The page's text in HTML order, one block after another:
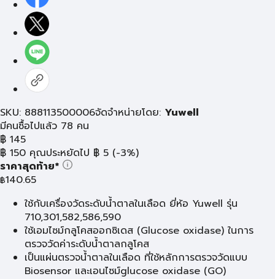
SKU: 888113500006จัดจำหน่ายโดย: Yuwell
มีคนซื้อไปแล้ว 78 คน
฿ 145
฿ 150 คุณประหยัดไป ฿ 5 (-3%)
ราคาสุดท้าย*
฿140.65
ใช้กับเครื่องวัดระดับนํ้าตาลในเลือด ยี่ห้อ Yuwell รุ่น
710,301,582,586,590
ใช้เอมไซม์กลูโคสออกซิเดส (Glucose oxidase) ในการ
ตรวจวัดค่าระดับนํ้าตาลกลูโคส
เป็นแผ่นตรวจน้ำตาลในเลือด ที่ใช้หลักการตรวจวัดแบบ
Biosensor และเอนไซม์glucose oxidase (GO)